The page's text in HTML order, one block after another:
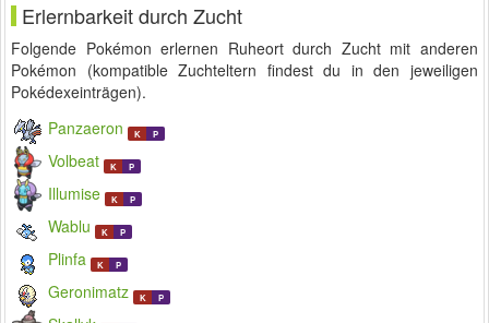
Erlernbarkeit durch Zucht
Folgende Pokémon erlernen Ruheort durch Zucht mit anderen
Pokémon (kompatible Zuchteltern findest du in den jeweiligen
Pokédexeinträgen).
Panzaeron
K P
Volbeat K P
Illumise K P
Wablu K P
Plinfa K P
Geronimatz K P